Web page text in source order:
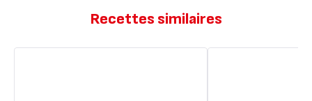
Recettes similaires